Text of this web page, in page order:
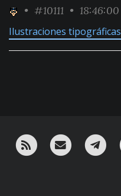
• #10111 •
Ilustraciones
RSS ¡Mándame